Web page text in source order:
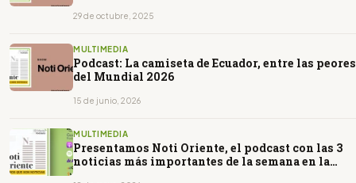
29 de octubre, 2025
MULTIMEDIA
Podcast: La camiseta de Ecuador, entre las peores
del Mundial 2026
15 de junio, 2026
MULTIMEDIA
Presentamos Noti Oriente, el podcast con las 3
noticias más importantes de la semana en la